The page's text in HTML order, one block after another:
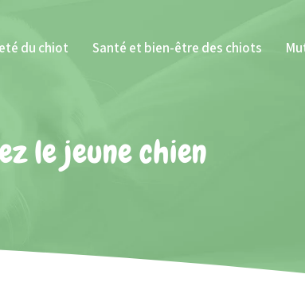
du chiot Santé et bien-être des chiots
le jeune chien